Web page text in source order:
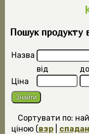
Пошук продукту в
Назва
Ціна
від до
Сортувати по:
ціною (взр|